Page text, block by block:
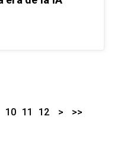
10 11 12 > >>